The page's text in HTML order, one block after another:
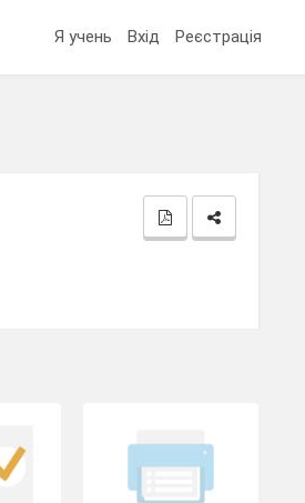
Я учень Вхід Реєстрація